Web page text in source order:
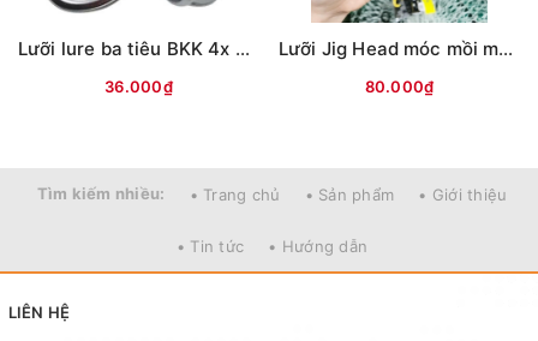
Lưỡi lure ba tiêu BKK 4x Trắng
36.000₫
Lưỡi Jig Head móc mồi mềm Frenzyman
80.000₫
Tìm kiếm nhiều: • Trang chủ • Sản phẩm • Giới thiệu
• Tin tức • Hướng dẫn
LIÊN HỆ